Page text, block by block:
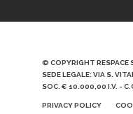
© COPYRIGHT
SEDE LEGALE: VIA S.
SOC. € 10.000,00 I.V. -
PRIVACY POLICY